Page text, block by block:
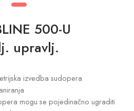
500-U
upravlj.
izvedba sudopera
mogu se pojedinačno ugraditi